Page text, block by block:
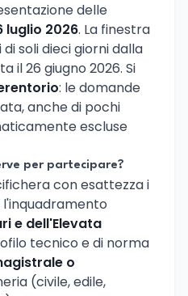
delle
luglio 2026. La finestra
soli dieci giorni dalla
il 26 giugno 2026. Si
: le domande
anche di pochi
escluse
per partecipare?
con esattezza i
e dell'Elevata
tecnico e di norma
o
(civile, edile,